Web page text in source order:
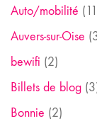
Auto/mobilité
Auvers-sur-Oise
bewifi (2)
Billets de blog
Bonnie (2)